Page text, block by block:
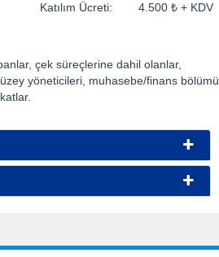
Katılım Ücreti: 4.500 ₺ + KDV
çek süreçlerine dahil olanlar,
yöneticileri, muhasebe/finans bölümü